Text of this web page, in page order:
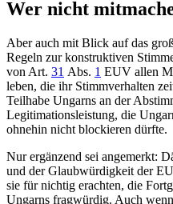
Wer nicht
Aber auch mit Blick auf das
Regeln zur konstruktiven
von Art. 31 Abs. 1 EUV allen
leben, die ihr Stimmverhalten
Teilhabe Ungarns an der
Legitimationsleistung, die
ohnehin nicht blockieren dürfte.
Nur ergänzend sei angemerkt:
und der Glaubwürdigkeit der
sie für nichtig erachten, die
Ungarns fragwürdig. Auch